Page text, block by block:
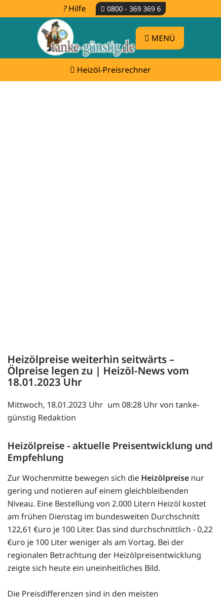
Hilfe 0800 - 369 369 6
MENÜ
Heizöl-Preisrechner
Heizölpreise weiterhin seitwärts –
Ölpreise legen zu | Heizöl-News vom
18.01.2023
Mittwoch, 18.01.2023
um 08:28 Uhr von tanke-
günstig Redaktion
Heizölpreise - aktuelle Preisentwicklung und
Empfehlung
Zur Wochenmitte bewegen sich die Heizölpreise nur
gering und notieren auf einem gleichbleibenden
Niveau. Eine Bestellung von 2.000 Litern Heizöl kostet
am frühen Dienstag im bundesweiten Durchschnitt
122,61 €uro je 100 Liter. Das sind durchschnittlich - 0,22
€uro je 100 Liter weniger als am Vortag. Bei der
regionalen Betrachtung der Heizölpreisentwicklung
zeigte sich heute ein uneinheitliches Bild.
Die Preisdifferenzen sind in den meisten